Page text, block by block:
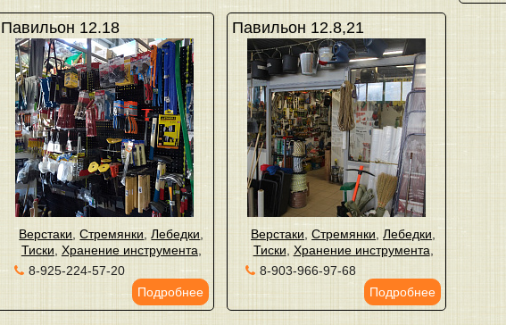
Павильон 12.18
Верстаки ,Стремянки ,Лебедки
Тиски Хранение инструмента
8-925-224-57-20
Подробнее
Павильон 12.8,21
Верстаки ,Стремянки ,Лебедки
Тиски Хранение инструмента
8-903-966-97-68
Подробнее